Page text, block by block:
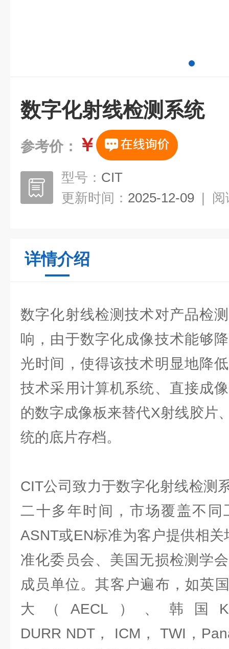
数字化射线检测系统
参考价： ￥
型号： CIT
更新时间： 2025-12-09 | 阅
详情介绍
数字化射线检测技术对产品检
响，由于数字化成像技术能够
光时间，使得该技术明显地降
技术采用计算机系统、直接成
的数字成像板来替代X射线胶片
统的底片存档。
CIT公司致力于数字化射线检测
二十多年时间，市场覆盖不同
ASNT或EN标准为客户提供相
准化委员会、美国无损检测学
成员单位。其客户遍布，如英
大（AECL）、韩国
DURR NDT， ICM， TWI，